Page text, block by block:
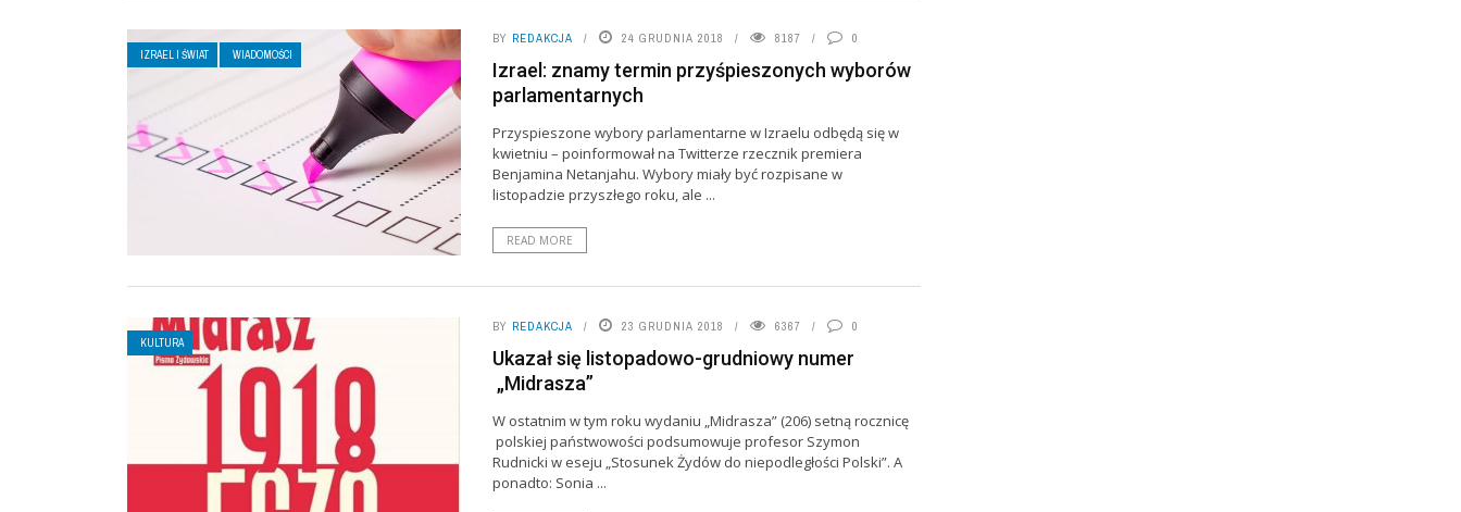
IZRAEL I ŚWIAT WIADOMOŚCI
BY REDAKCJA 24 GRUDNIA 2018 8187 0
Izrael: znamy termin przyśpieszonych wyborów
parlamentarnych
Przyspieszone wybory parlamentarne w Izraelu odbędą się w
kwietniu – poinformował na Twitterze rzecznik premiera
Benjamina Netanjahu. Wybory miały być rozpisane w
listopadzie przyszłego roku, ale ...
READ MORE
KULTURA
BY REDAKCJA 23 GRUDNIA 2018 6367 0
Ukazał się listopadowo-grudniowy numer
„Midrasza”
W ostatnim w tym roku wydaniu „Midrasza” (206) setną rocznicę
polskiej państwowości podsumowuje profesor Szymon
Rudnicki w eseju „Stosunek Żydów do niepodległości Polski”. A
ponadto: Sonia ...